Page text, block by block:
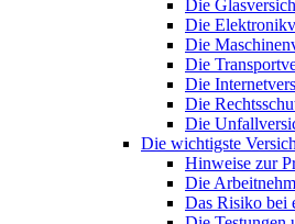
Die
Die
Die
Die
Die
Die
Die
Die wichtigste
Hinweise zur
Die
Das Risiko bei